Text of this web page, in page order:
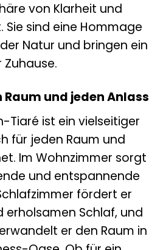
von Klarheit und
sind eine Hommage
Natur und bringen ein
Zuhause.
Raum und jeden Anlass
Tiaré ist ein vielseitiger
für jeden Raum und
Im Wohnzimmer sorgt
und entspannende
fördert er
erholsamen Schlaf, und
er den Raum in